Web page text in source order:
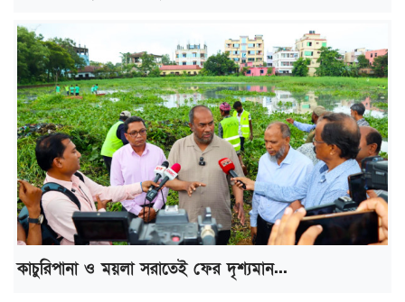
কাচুরিপানা ও ময়লা সরাতেই ফের দৃশ্যমান...